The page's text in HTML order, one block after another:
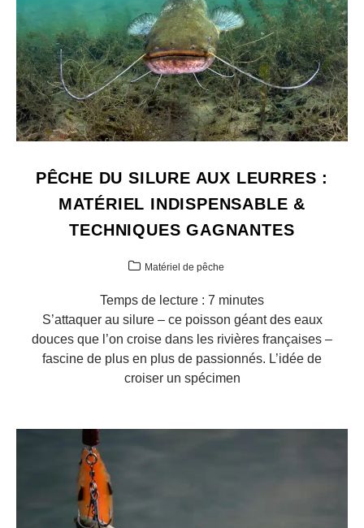
PÊCHE DU SILURE AUX LEURRES :
MATÉRIEL INDISPENSABLE &
TECHNIQUES GAGNANTES
Matériel de pêche
Temps de lecture : 7 minutes
S’attaquer au silure – ce poisson géant des eaux
douces que l’on croise dans les rivières françaises –
fascine de plus en plus de passionnés. L’idée de
croiser un spécimen